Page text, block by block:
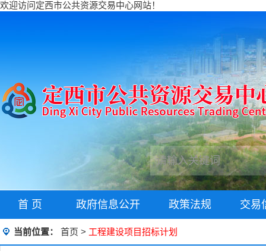
欢迎访问定西市公共资源交易中心网站！
首 页 政府信息公开 政策法规 交易
当前位置： 首页 > 工程建设项目招标计划